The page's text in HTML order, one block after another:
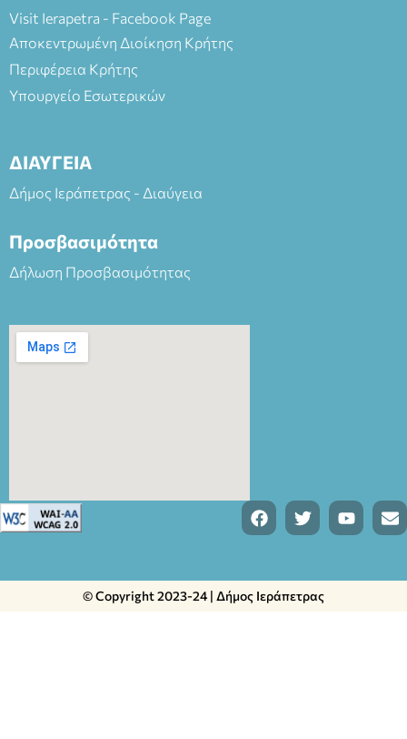
Visit Ierapetra - Facebook Page
Αποκεντρωμένη Διοίκηση Κρήτης
Περιφέρεια Κρήτης
Υπουργείο Εσωτερικών
ΔΙΑΥΓΕΙΑ
Δήμος Ιεράπετρας - Διαύγεια
Προσβασιμότητα
Δήλωση Προσβασιμότητας
© Copyright 2023-24 | Δήμος Ιεράπετρας